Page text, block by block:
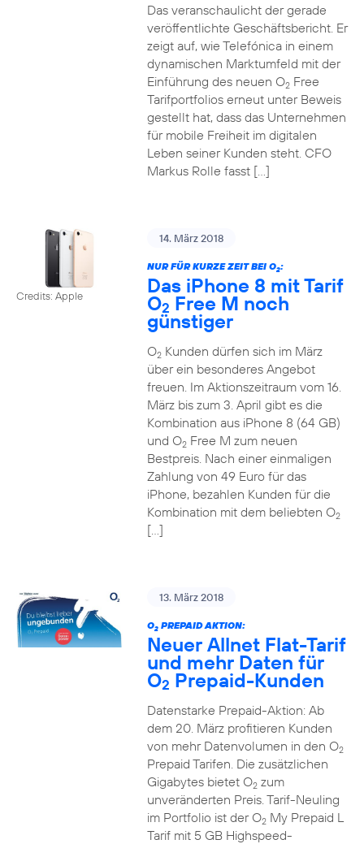
Das veranschaulicht der gerade
veröffentlichte Geschäftsbericht. Er
zeigt auf, wie Telefónica in einem
dynamischen Marktumfeld mit der
Einführung des neuen O2Free
Tarifportfolios erneut unter Beweis
gestellt hat, dass das Unternehmen
für mobile Freiheit im digitalen
Leben seiner Kunden steht. CFO
Markus Rolle fasst […]
Credits: Apple
14. März 2018
NUR FÜR KURZE ZEIT BEI O2:
Das iPhone 8 mit Tarif
O2 Free M noch
günstiger
O2Kunden dürfen sich im März
über ein besonderes Angebot
freuen. Im Aktionszeitraum vom 16.
März bis zum 3. April gibt es die
Kombination aus iPhone 8 (64 GB)
und O2Free M zum neuen
Bestpreis. Nach einer einmaligen
Zahlung von 49 Euro für das
iPhone, bezahlen Kunden für die
Kombination mit dem beliebten O2
[…]
13. März 2018
O2PREPAID AKTION:
Neuer Allnet Flat-Tarif
und mehr Daten für
O2 Prepaid-Kunden
Datenstarke Prepaid-Aktion: Ab
dem 20. März profitieren Kunden
von mehr Datenvolumen in den O2
Prepaid Tarifen. Die zusätzlichen
Gigabytes bietet O2zum
unveränderten Preis. Tarif-Neuling
im Portfolio ist der O2My Prepaid L
Tarif mit 5 GB Highspeed-